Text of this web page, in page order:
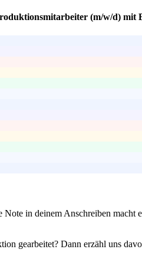
(m/w/d) mit
in deinem Anschreiben
gearbeitet? Dann erzähl uns